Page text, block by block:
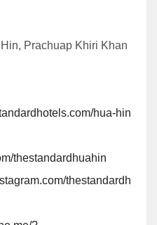
Prachuap Khiri Khan
hua-hin
thestandardhuahin
thestandardh